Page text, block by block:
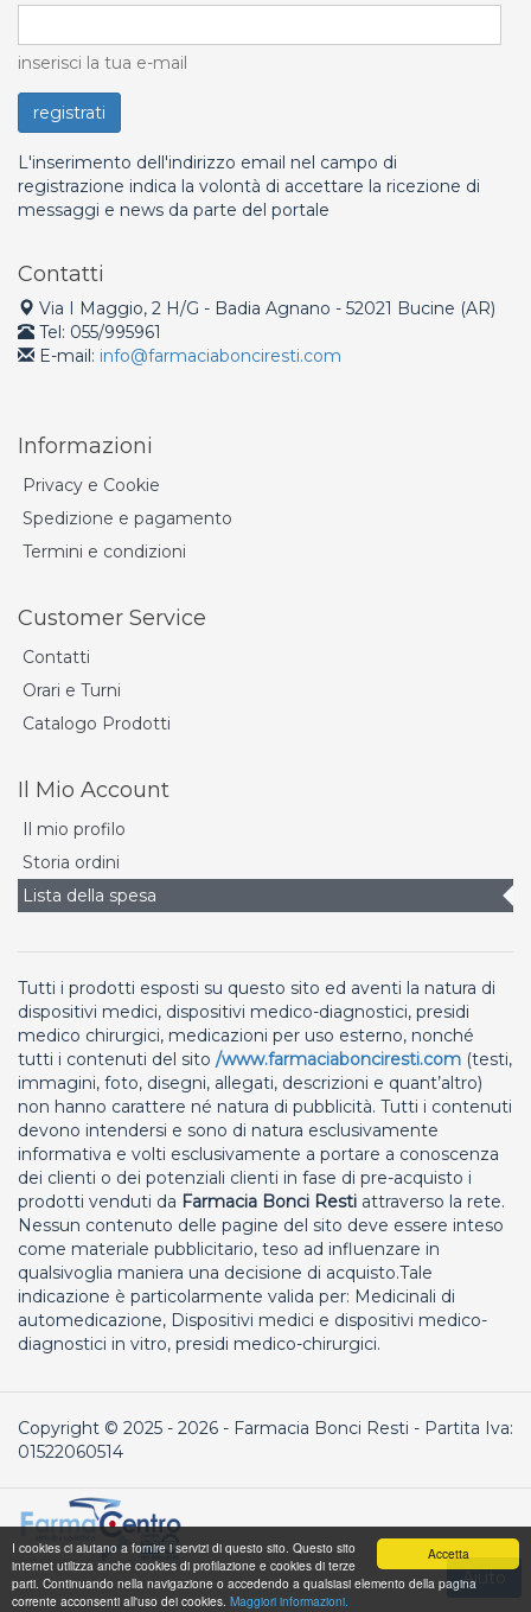
Accetta
I cookies ci aiutano a fornire i servizi di questo sito. Questo sito
internet utilizza anche cookies di profilazione e cookies di terze
parti. Continuando nella navigazione o accedendo a qualsiasi elemento della pagina
corrente acconsenti all'uso dei cookies. Maggiori informazioni.
inserisci la tua e-mail
L'inserimento dell'indirizzo email nel campo di
registrazione indica la volontà di accettare la ricezione di
messaggi e news da parte del portale
Contatti
Via I Maggio, 2 H/G - Badia Agnano - 52021 Bucine (AR)
Tel: 055/995961
E-mail: info@farmaciabonciresti.com
Informazioni
Privacy e Cookie
Spedizione e pagamento
Termini e condizioni
Customer Service
Contatti
Orari e Turni
Catalogo Prodotti
Il Mio Account
Il mio profilo
Storia ordini
Lista della spesa
Tutti i prodotti esposti su questo sito ed aventi la natura di
dispositivi medici, dispositivi medico-diagnostici, presidi
medico chirurgici, medicazioni per uso esterno, nonché
tutti i contenuti del sito /www.farmaciabonciresti.com (testi,
immagini, foto, disegni, allegati, descrizioni e quant’altro)
non hanno carattere né natura di pubblicità. Tutti i contenuti
devono intendersi e sono di natura esclusivamente
informativa e volti esclusivamente a portare a conoscenza
dei clienti o dei potenziali clienti in fase di pre-acquisto i
prodotti venduti da Farmacia Bonci Resti attraverso la rete.
Nessun contenuto delle pagine del sito deve essere inteso
come materiale pubblicitario, teso ad influenzare in
qualsivoglia maniera una decisione di acquisto.Tale
indicazione è particolarmente valida per: Medicinali di
automedicazione, Dispositivi medici e dispositivi medico-
diagnostici in vitro, presidi medico-chirurgici.
Copyright © 2025 - 2026 - Farmacia Bonci Resti - Partita Iva:
01522060514